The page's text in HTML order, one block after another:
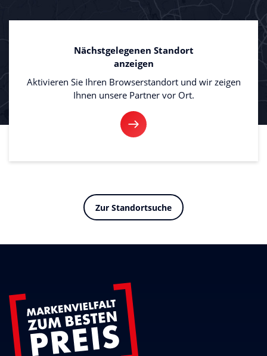
Nächstgelegenen Standort
anzeigen
Aktivieren Sie Ihren Browserstandort und wir zeigen
Ihnen unsere Partner vor Ort.
Zur Standortsuche